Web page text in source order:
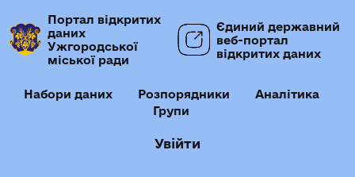
Портал відкритих
даних
Ужгородської
міської ради
Єдиний державний
веб-портал
відкритих даних
Набори даних Розпорядники
Аналітика
Групи
Увійти